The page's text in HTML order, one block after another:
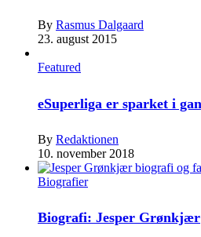
By Rasmus Dalgaard
23. august 2015
Featured
eSuperliga er sparket i
By Redaktionen
10. november 2018
Biografier
Biografi: Jesper Grønkjær